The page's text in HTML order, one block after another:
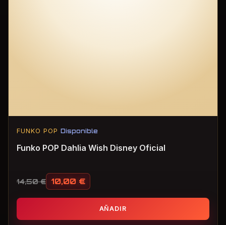
FUNKO POP Disponible
Funko POP Dahlia Wish Disney Oficial
14,50€
El precio original era: 14,50 €.
10,00 €
El precio actual es: 10,00 €.
AÑADIR